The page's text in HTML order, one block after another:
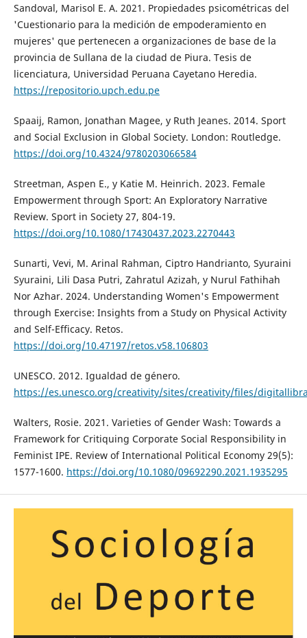
Sandoval, Marisol E. A. 2021. Propiedades psicométricas del
'Cuestionario para la medición de empoderamiento en
mujeres' que pertenecen a organizaciones de base de la
provincia de Sullana de la ciudad de Piura. Tesis de
licenciatura, Universidad Peruana Cayetano Heredia.
https://repositorio.upch.edu.pe
Spaaij, Ramon, Jonathan Magee, y Ruth Jeanes. 2014. Sport
and Social Exclusion in Global Society. London: Routledge.
https://doi.org/10.4324/9780203066584
Streetman, Aspen E., y Katie M. Heinrich. 2023. Female
Empowerment through Sport: An Exploratory Narrative
Review. Sport in Society 27, 804-19.
https://doi.org/10.1080/17430437.2023.2270443
Sunarti, Vevi, M. Arinal Rahman, Ciptro Handrianto, Syuraini
Syuraini, Lili Dasa Putri, Zahratul Azizah, y Nurul Fathihah
Nor Azhar. 2024. Understanding Women's Empowerment
through Exercise: Insights from a Study on Physical Activity
and Self-Efficacy. Retos.
https://doi.org/10.47197/retos.v58.106803
UNESCO. 2012. Igualdad de género.
https://es.unesco.org/creativity/sites/creativity/files/
Walters, Rosie. 2021. Varieties of Gender Wash: Towards a
Framework for Critiquing Corporate Social Responsibility in
Feminist IPE. Review of International Political Economy 29(5):
1577-1600. https://doi.org/10.1080/09692290.2021.1935295